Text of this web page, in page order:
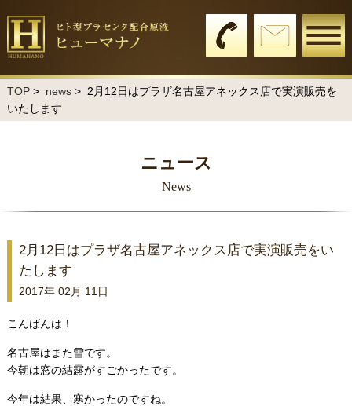
TOP> news> 2月12日はプラザ名古屋アネックス店で実演販売を
いたします
ニュース
News
2月12日はプラザ名古屋アネックス店で実演販売をい
たします
2017年 02月 11日
こんばんは！
名古屋はまた雪です。
今朝は窓の結露がすごかったです。
今年は結果、寒かったのですね。